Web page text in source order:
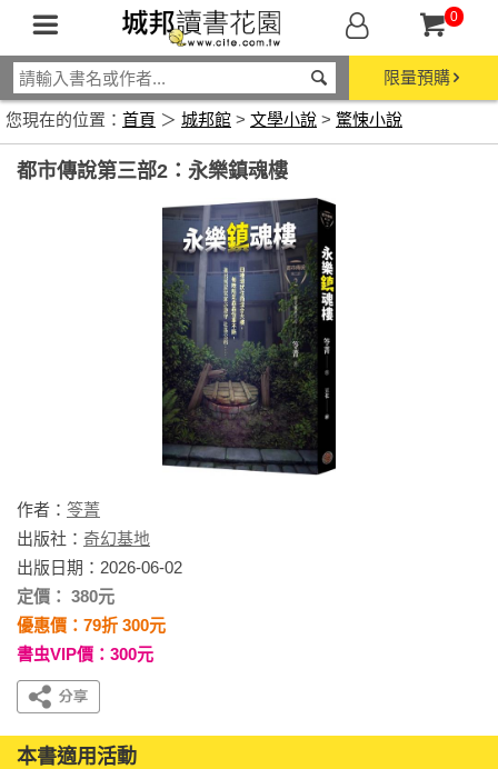
0
限量預購
您現在的位置： 首頁 ＞ 城邦館 > 文學小說 > 驚悚小說
都市傳說第三部2：永樂鎮魂樓
作者： 笭菁
出版社： 奇幻基地
出版日期：2026-06-02
定價： 380元
優惠價：79折 300元
書虫VIP價：300元
本書適用活動